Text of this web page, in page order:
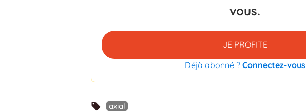
vous.
JE PROFITE
Déjà abonné ? Connectez-vous
axial